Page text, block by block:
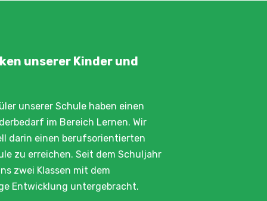
unserer Kinder und
unserer Schule haben einen
im Bereich Lernen. Wir
darin einen berufsorientierten
zu erreichen. Seit dem Schuljahr
zwei Klassen mit dem
Entwicklung untergebracht.